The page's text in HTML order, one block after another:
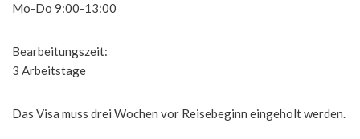
Mo-Do 9:00-13:00
Bearbeitungszeit:
3 Arbeitstage
Das Visa muss drei Wochen vor Reisebeginn eingeholt werden.